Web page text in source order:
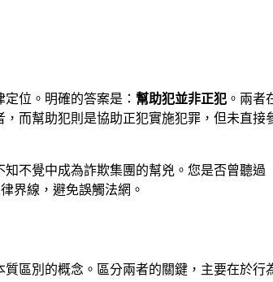
位。明確的答案是： 幫助犯並非正犯 。兩者
而幫助犯則是協助正犯實施犯罪，但未直
不覺中成為詐欺集團的幫兇。您是否曾聽
界線，避免誤觸法網。
區別的概念。區分兩者的關鍵，主要在於行